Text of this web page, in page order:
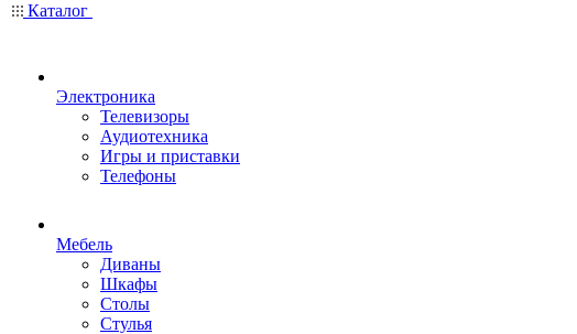
Каталог
Электроника
Телевизоры
Аудиотехника
Игры и приставки
Телефоны
Мебель
Диваны
Шкафы
Столы
Стулья